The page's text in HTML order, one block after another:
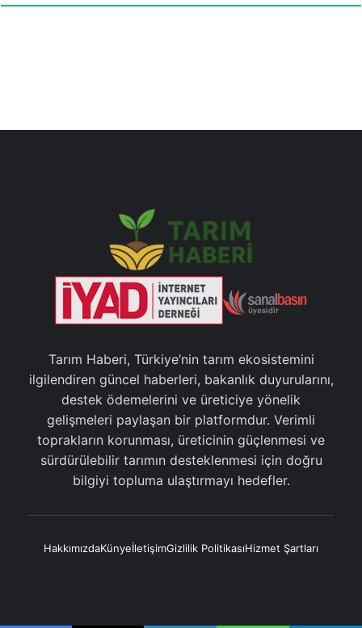
Tarım Haberi, Türkiye’nin tarım ekosistemini
ilgilendiren güncel haberleri, bakanlık duyurularını,
destek ödemelerini ve üreticiye yönelik
gelişmeleri paylaşan bir platformdur. Verimli
toprakların korunması, üreticinin güçlenmesi ve
sürdürülebilir tarımın desteklenmesi için doğru
bilgiyi topluma ulaştırmayı hedefler.
HakkımızdaKünyeİletişimGizlilik PolitikasıHizmet Şartları